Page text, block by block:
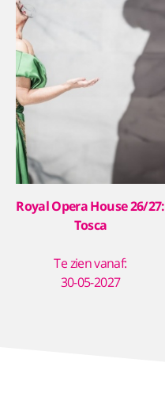
Royal Opera House 26/27:
Tosca
Te zien vanaf:
30-05-2027